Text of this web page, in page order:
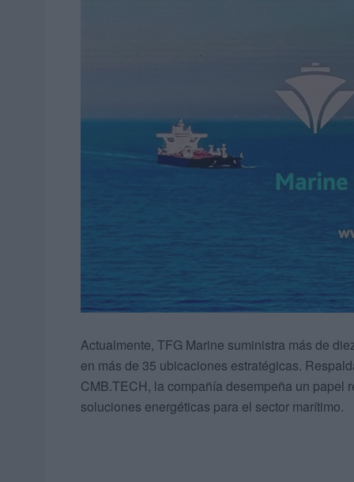
Actualmente, TFG Marine suministra más de
en más de 35 ubicaciones estratégicas.
CMB.TECH, la compañía desempeña un papel
soluciones energéticas para el sector marítimo.